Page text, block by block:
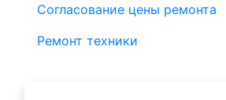
Согласование цены ремонта
Ремонт техники